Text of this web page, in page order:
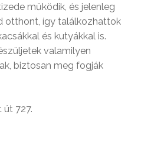
működik, és jelenleg
otthont, így találkozhattok
és kutyákkal is.
valamilyen
biztosan meg fogják
út 727.